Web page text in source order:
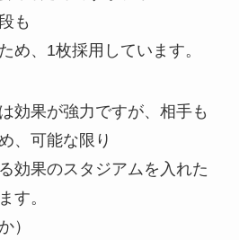
も
め、1枚採用しています。
効果が強力ですが、相手も
、可能な限り
効果のスタジアムを入れた
す。
）